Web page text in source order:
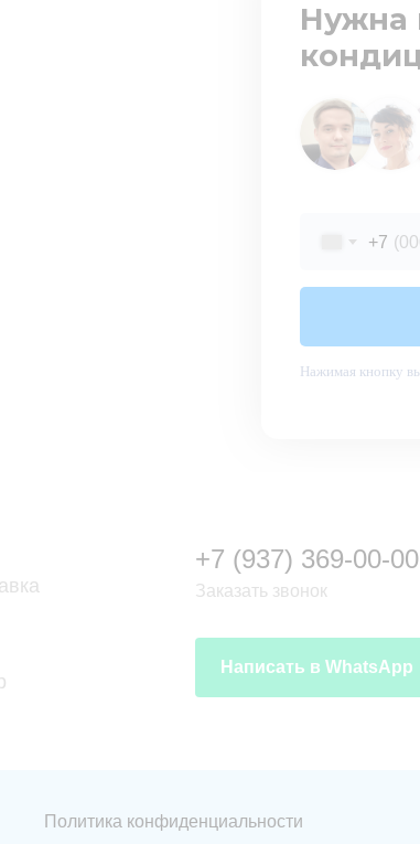
Нужна
+7
Нажимая кнопку
+7 (937) 369-00-00
Заказать звонок
Написать в WhatsApp
Политика конфиденциальности